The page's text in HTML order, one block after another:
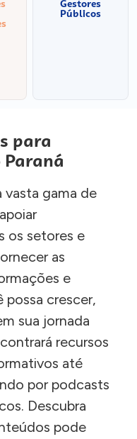
Gestores
Públicos
para
vasta gama de
os setores e
as
e
possa crescer,
sua jornada
recursos
até
por podcasts
Descubra
pode